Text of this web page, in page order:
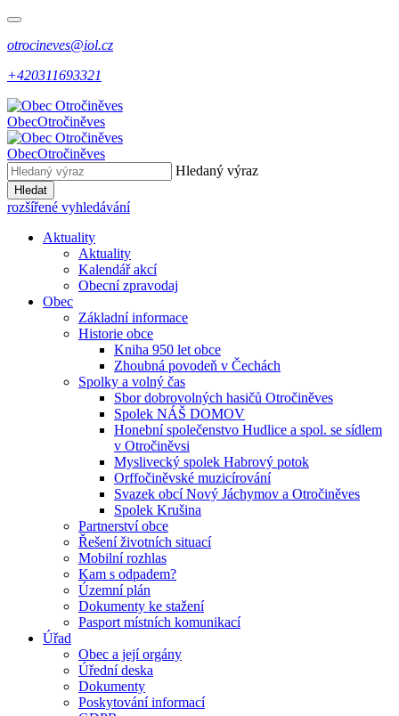
otrocineves@iol.cz
+420311693321
ObecOtročiněves
ObecOtročiněves
Hledaný výraz
Hledat
rozšířené vyhledávání
Aktuality
Aktuality
Kalendář akcí
Obecní zpravodaj
Obec
Základní informace
Historie obce
Kniha 950 let obce
Zhoubná povodeň v Čechách
Spolky a volný čas
Sbor dobrovolných hasičů Otročiněves
Spolek NÁŠ DOMOV
Honební společenstvo Hudlice a spol. se sídlem
v Otročiněvsi
Myslivecký spolek Habrový potok
Orffočiněvské muzicírování
Svazek obcí Nový Jáchymov a Otročiněves
Spolek Krušina
Partnerství obce
Řešení životních situací
Mobilní rozhlas
Kam s odpadem?
Územní plán
Dokumenty ke stažení
Pasport místních komunikací
Úřad
Obec a její orgány
Úřední deska
Dokumenty
Poskytování informací